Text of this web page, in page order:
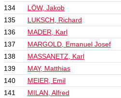
134
LÖW, Jakob
135
LUKSCH, Richard
136
MADER, Karl
137
MARGOLD, Emanuel Josef
138
MASSANETZ, Karl
139
MAY, Matthias
140
MEIER, Emil
141
MILAN, Alfred